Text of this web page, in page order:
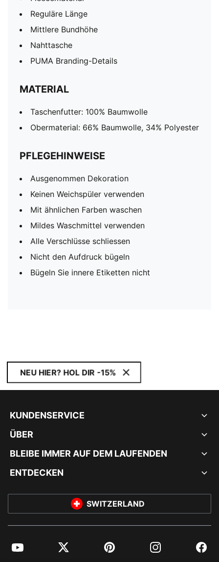
Reguläre Länge
Mittlere Bundhöhe
Nahttasche
PUMA Branding-Details
MATERIAL
Taschenfutter: 100% Baumwolle
Obermaterial: 66% Baumwolle, 34% Polyester
PFLEGEHINWEISE
Ausgenommen Dekoration
Keinen Weichspüler verwenden
Mit ähnlichen Farben waschen
Mildes Waschmittel verwenden
Alle Verschlüsse schliessen
Nicht den Aufdruck bügeln
Bügeln Sie innere Etiketten nicht
NEU HIER? HOL DIR -15%
KUNDENSERVICE
ÜBER
BLEIBE IMMER AUF DEM LAUFENDEN
ENTDECKEN
SWITZERLAND
YouTube Twitter Pinterest Instagram